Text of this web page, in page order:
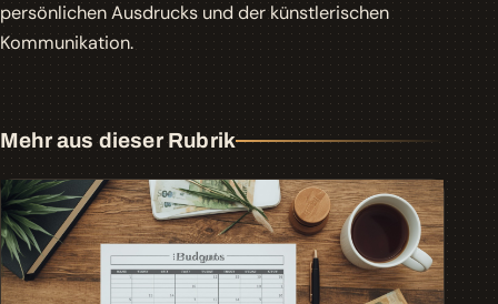
persönlichen Ausdrucks und der künstlerischen
Kommunikation.
Mehr aus dieser Rubrik